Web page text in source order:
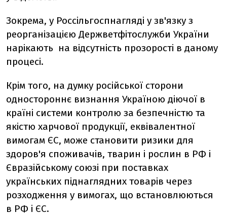
Зокрема, у Россільгоспнагляді у зв'язку з
реорганізацією Держветфітослужби України
нарікають на відсутність прозорості в даному
процесі.
Крім того, на думку російської сторони
одностороннє визнання Україною діючої в
країні системи контролю за безпечністю та
якістю харчової продукції, еквівалентної
вимогам ЄС, може становити ризики для
здоров'я споживачів, тварин і рослин в РФ і
Євразійському союзі при поставках
українських піднаглядних товарів через
розходження у вимогах, що встановлюються
в РФ і ЄС.